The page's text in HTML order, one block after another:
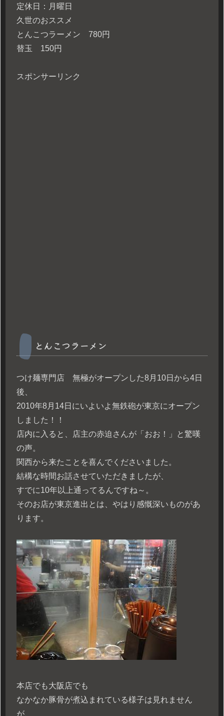
定休日：月曜日
久世のおススメ
とんこつラーメン 780円
替玉 150円
スポンサーリンク
とんこつラーメン
つけ麺専門店 無極がオープンした8月10日から4日
後、
2010年8月14日にいよいよ無鉄砲が東京にオープン
しました！！
店内に入ると、店主の赤迫さんが「おお！」と驚嘆
の声。
関西から来たことを喜んでくださいました。
結構な時間お話させていただきましたが、
すでに10年以上通ってるんですね～。
そのお店が東京進出とは、やはり感慨深いものがあ
ります。
本店でも大阪店でも
なかなか豚骨が煮込まれている様子は見れません
が、